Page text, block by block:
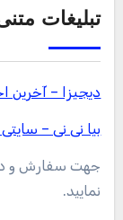
تبلیغات
دیجیزا – آخرین
بیا نی نی –
جهت سفارش و
نمایید.